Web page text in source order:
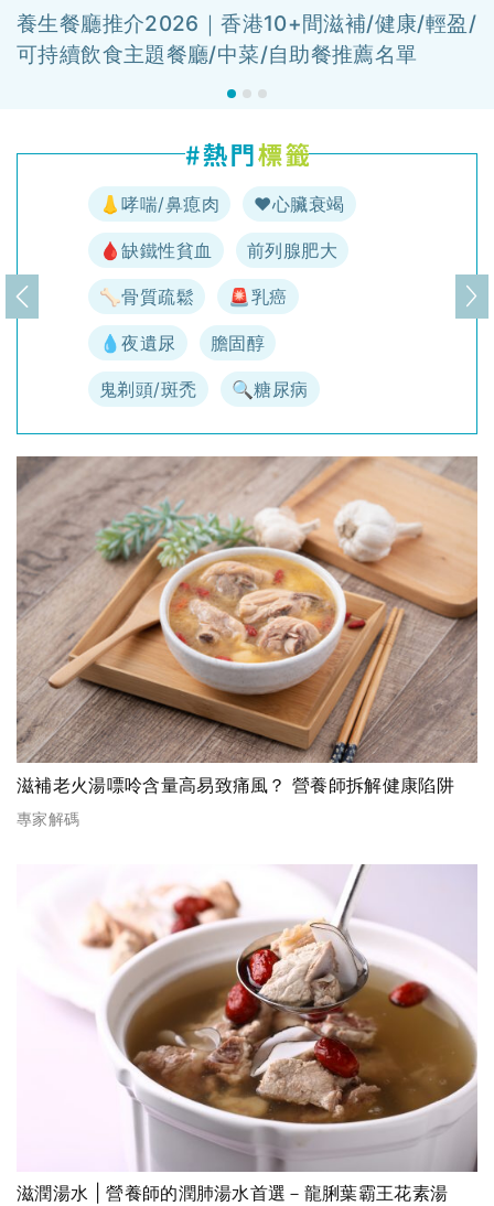
養生餐廳推介2026｜香港10+間滋補/健康/輕盈/
可持續飲食主題餐廳/中菜/自助餐推薦名單
👃哮喘/鼻瘜肉 ♥️心臟衰竭
🩸缺鐵性貧血 前列腺肥大
🦴骨質疏鬆 🚨乳癌
💧夜遺尿 膽固醇
鬼剃頭/斑禿 🔍糖尿病
上一頁 下
滋補老火湯嘌呤含量高易致痛風？ 營養師拆解健康陷阱
專家解碼
滋潤湯水 | 營養師的潤肺湯水首選－龍脷葉霸王花素湯